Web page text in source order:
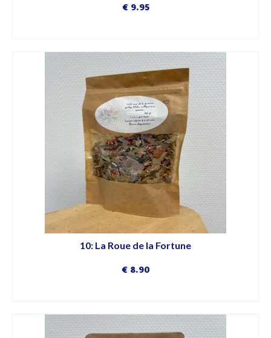
€9.95
10: La Roue de la Fortune
€8.90